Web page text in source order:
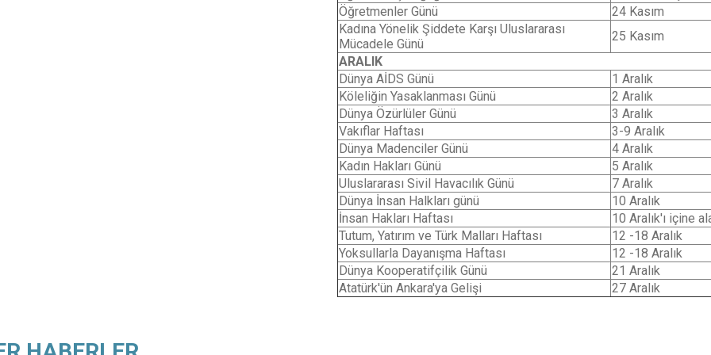
Öğretmenler Günü
24 Kasım
Kadına Yönelik Şiddete Karşı Uluslararası
Mücadele Günü
25 Kasım
ARALIK
Dünya AİDS Günü
1 Aralık
Köleliğin Yasaklanması Günü
2 Aralık
Dünya Özürlüler Günü
3 Aralık
Vakıflar Haftası
3-9 Aralık
Dünya Madenciler Günü
4 Aralık
Kadın Hakları Günü
5 Aralık
Uluslararası Sivil Havacılık Günü
7 Aralık
Dünya İnsan Halkları günü
10 Aralık
İnsan Hakları Haftası
10 Aralık'ı içine
Tutum, Yatırım ve Türk Malları Haftası
12 -18 Aralık
Yoksullarla Dayanışma Haftası
12 -18 Aralık
Dünya Kooperatifçilik Günü
21 Aralık
Atatürk'ün Ankara'ya Gelişi
27 Aralık